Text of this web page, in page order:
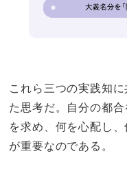
これら三つの実践知
た思考だ。自分の都
を求め、何を心配し
が重要なのである。